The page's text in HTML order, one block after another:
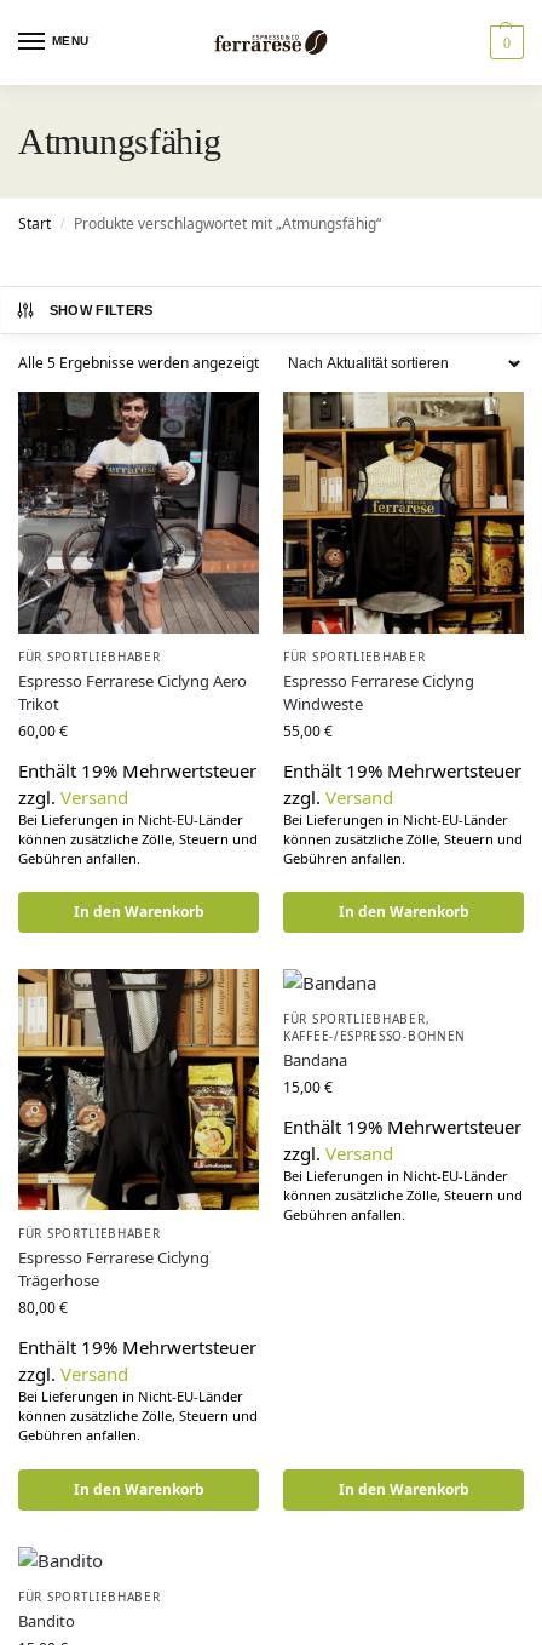
MENU 0
Atmungsfähig
Start / Produkte verschlagwortet mit „Atmungsfähig“
SHOW FILTERS
Alle 5 Ergebnisse werden angezeigt
FÜR SPORTLIEBHABER
Espresso Ferrarese Ciclyng Aero
Trikot
60,00€
Enthält 19% Mehrwertsteuer
zzgl. Versand
Bei Lieferungen in Nicht-EU-Länder
können zusätzliche Zölle, Steuern und
Gebühren anfallen.
In den Warenkorb
FÜR SPORTLIEBHABER
Espresso Ferrarese Ciclyng
Windweste
55,00€
Enthält 19% Mehrwertsteuer
zzgl. Versand
Bei Lieferungen in Nicht-EU-Länder
können zusätzliche Zölle, Steuern und
Gebühren anfallen.
In den Warenkorb
FÜR SPORTLIEBHABER
Espresso Ferrarese Ciclyng
Trägerhose
80,00€
Enthält 19% Mehrwertsteuer
zzgl. Versand
Bei Lieferungen in Nicht-EU-Länder
können zusätzliche Zölle, Steuern und
Gebühren anfallen.
In den Warenkorb
FÜR SPORTLIEBHABER,
KAFFEE-/ESPRESSO-BOHNEN
Bandana
15,00€
Enthält 19% Mehrwertsteuer
zzgl. Versand
Bei Lieferungen in Nicht-EU-Länder
können zusätzliche Zölle, Steuern und
Gebühren anfallen.
In den Warenkorb
FÜR SPORTLIEBHABER
Bandito